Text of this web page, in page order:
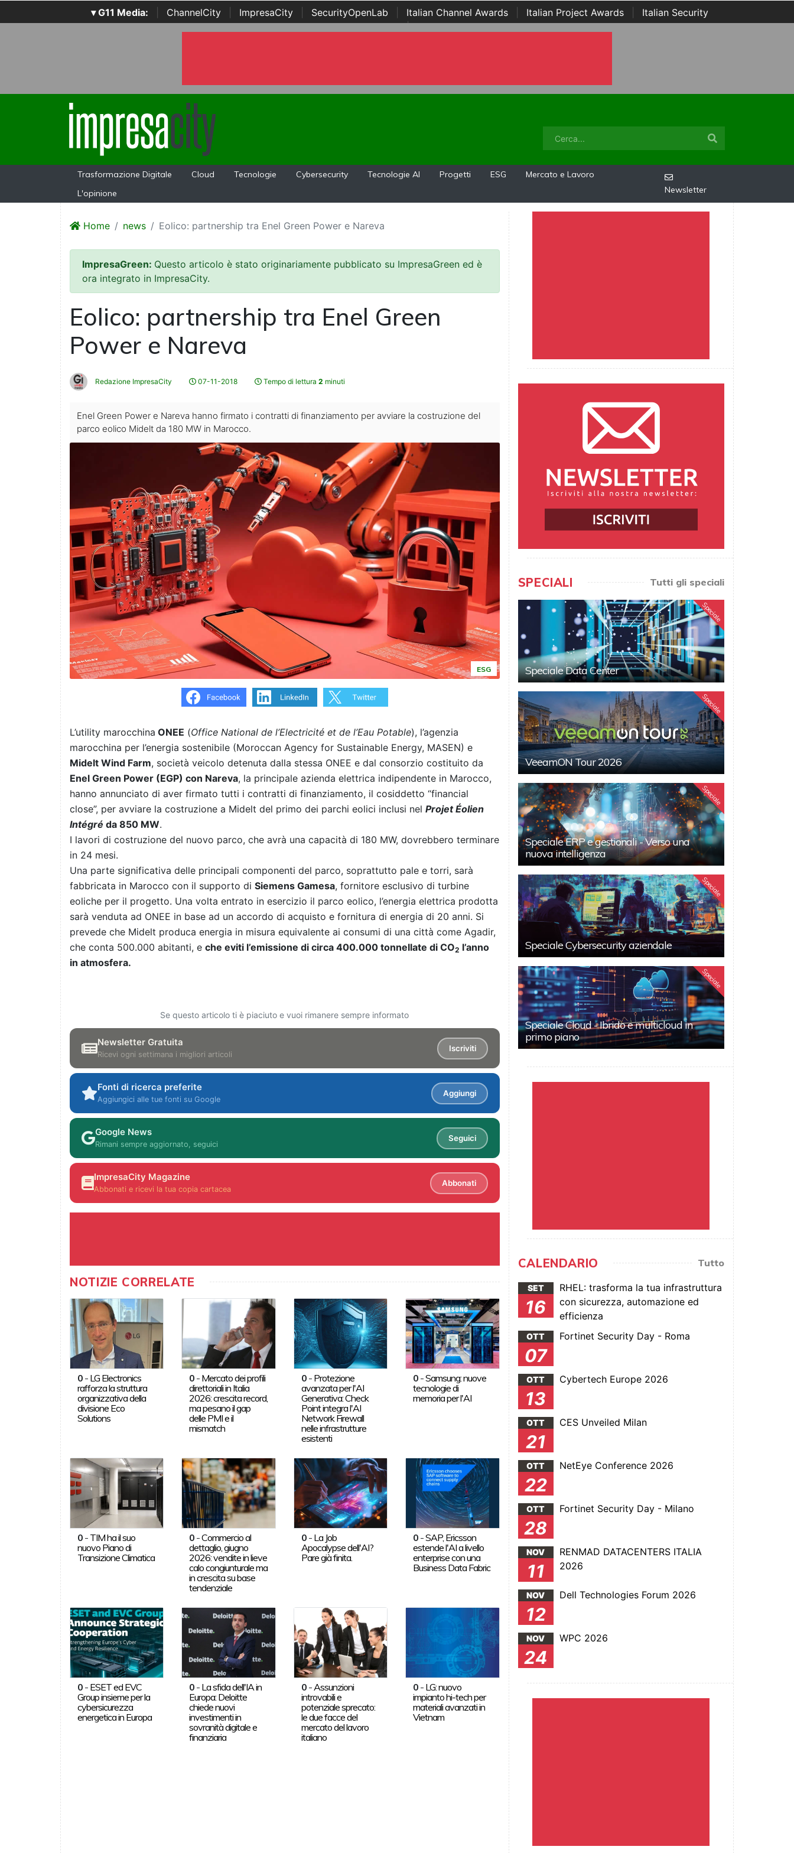
▾ G11 Media: ChannelCity ImpresaCity SecurityOpenLab Italian Channel Awards Italian Project Awards
Italian Security
Awards | ...
Trasformazione Digitale Cloud Tecnologie Cybersecurity Tecnologie AI Progetti ESG
Mercato e Lavoro
L'opinione
Newsletter
Home news Eolico: partnership tra Enel Green Power e Nareva
ImpresaGreen: Questo articolo è stato originariamente pubblicato su ImpresaGreen ed è
ora integrato in ImpresaCity.
Eolico: partnership tra Enel Green
Power e Nareva
Redazione ImpresaCity 07-11-2018 Tempo di lettura 2 minuti
Enel Green Power e Nareva hanno firmato i contratti di finanziamento per avviare la costruzione del
parco eolico Midelt da 180 MW in Marocco.
ESG
L’utility marocchina ONEE (Office National de l’Electricité et de l’Eau Potable), l’agenzia
marocchina per l’energia sostenibile (Moroccan Agency for Sustainable Energy, MASEN) e
Midelt Wind Farm, società veicolo detenuta dalla stessa ONEE e dal consorzio costituito da
Enel Green Power (EGP) con Nareva, la principale azienda elettrica indipendente in Marocco,
hanno annunciato di aver firmato tutti i contratti di finanziamento, il cosiddetto “financial
close”, per avviare la costruzione a Midelt del primo dei parchi eolici inclusi nel Projet Éolien
Intégré da 850 MW.
I lavori di costruzione del nuovo parco, che avrà una capacità di 180 MW, dovrebbero terminare
in 24 mesi.
Una parte significativa delle principali componenti del parco, soprattutto pale e torri, sarà
fabbricata in Marocco con il supporto di Siemens Gamesa, fornitore esclusivo di turbine
eoliche per il progetto. Una volta entrato in esercizio il parco eolico, l’energia elettrica prodotta
sarà venduta ad ONEE in base ad un accordo di acquisto e fornitura di energia di 20 anni. Si
prevede che Midelt produca energia in misura equivalente ai consumi di una città come Agadir,
che conta 500.000 abitanti, e che eviti l’emissione di circa 400.000 tonnellate di CO2 l’anno
in atmosfera.
Se questo articolo ti è piaciuto e vuoi rimanere sempre informato
Newsletter Gratuita
Ricevi ogni settimana i migliori articoli
Iscriviti
Fonti di ricerca preferite
Aggiungici alle tue fonti su Google
Aggiungi
Google News
Rimani sempre aggiornato, seguici
Seguici
ImpresaCity Magazine
Abbonati e ricevi la tua copia cartacea
Abbonati
NOTIZIE CORRELATE
0- LG Electronics
rafforza la struttura
organizzativa della
divisione Eco
Solutions
0 - Mercato dei profili
direttoriali in Italia
2026: crescita record,
ma pesano il gap
delle PMI e il
mismatch
0- Protezione
avanzata per l'AI
Generativa: Check
Point integra l'AI
Network Firewall
nelle infrastrutture
esistenti
0 -Samsung: nuove
tecnologie di
memoria per l'AI
0- TIM ha il suo
nuovo Piano di
Transizione Climatica
0 -Commercio al
dettaglio, giugno
2026: vendite in lieve
calo congiunturale ma
in crescita su base
tendenziale
0- La Job
Apocalypse dell'AI?
Pare già finita.
0 -SAP, Ericsson
estende l'AI a livello
enterprise con una
Business Data Fabric
0- ESET ed EVC
Group insieme per la
cybersicurezza
energetica in Europa
0 - La sfida dell'IA in
Europa: Deloitte
chiede nuovi
investimenti in
sovranità digitale e
finanziaria
0- Assunzioni
introvabili e
potenziale sprecato:
le due facce del
mercato del lavoro
italiano
0 - LG: nuovo
impianto hi-tech per
materiali avanzati in
Vietnam
SPECIALI Tutti gli speciali
Speciale
Speciale Data Center
Speciale
VeeamON Tour 2026
Speciale
Speciale ERP e gestionali - Verso una
nuova intelligenza
Speciale
Speciale Cybersecurity aziendale
Speciale
Speciale Cloud - Ibrido e multicloud in
primo piano
CALENDARIO Tutto
SET
16
RHEL: trasforma la tua infrastruttura
con sicurezza, automazione ed
efficienza
OTT
07
Fortinet Security Day - Roma
OTT
13
Cybertech Europe 2026
OTT
21
CES Unveiled Milan
OTT
22
NetEye Conference 2026
OTT
28
Fortinet Security Day - Milano
NOV
11
RENMAD DATACENTERS ITALIA
2026
NOV
12
Dell Technologies Forum 2026
NOV
24
WPC 2026